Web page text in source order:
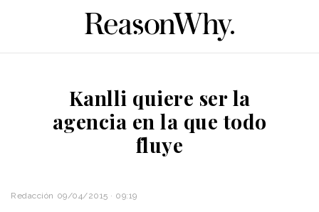
Kanlli quiere ser la
agencia en la que todo
fluye
Redacción 09/04/2015 · 09:19